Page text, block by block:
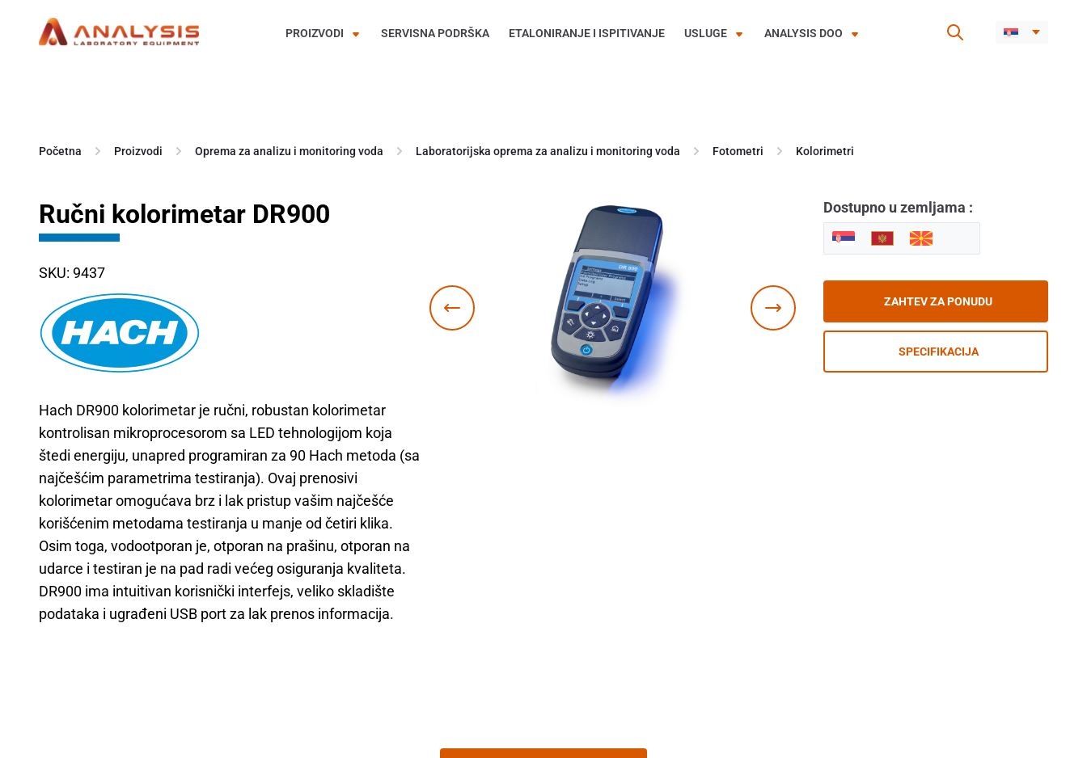
PROIZVODI SERVISNA PODRŠKA ETALONIRANJE I ISPITIVANJE USLUGE ANALYSIS DOO
Početna Proizvodi Oprema za analizu i monitoring voda Laboratorijska oprema za analizu i monitoring voda Fotometri Kolorimetri
Ručni kolorimetar DR900
SKU: 9437
Hach DR900 kolorimetar je ručni, robustan kolorimetar
kontrolisan mikroprocesorom sa LED tehnologijom koja
štedi energiju, unapred programiran za 90 Hach metoda (sa
najčešćim parametrima testiranja). Ovaj prenosivi
kolorimetar omogućava brz i lak pristup vašim najčešće
korišćenim metodama testiranja u manje od četiri klika.
Osim toga, vodootporan je, otporan na prašinu, otporan na
udarce i testiran je na pad radi većeg osiguranja kvaliteta.
DR900 ima intuitivan korisnički interfejs, veliko skladište
podataka i ugrađeni USB port za lak prenos informacija.
Dostupno u zemljama :
ZAHTEV ZA PONUDU
SPECIFIKACIJA